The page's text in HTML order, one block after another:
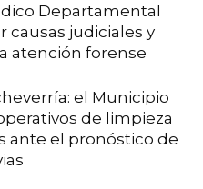
Departamental
causas judiciales y
atención forense
el Municipio
de limpieza
ante el pronóstico de